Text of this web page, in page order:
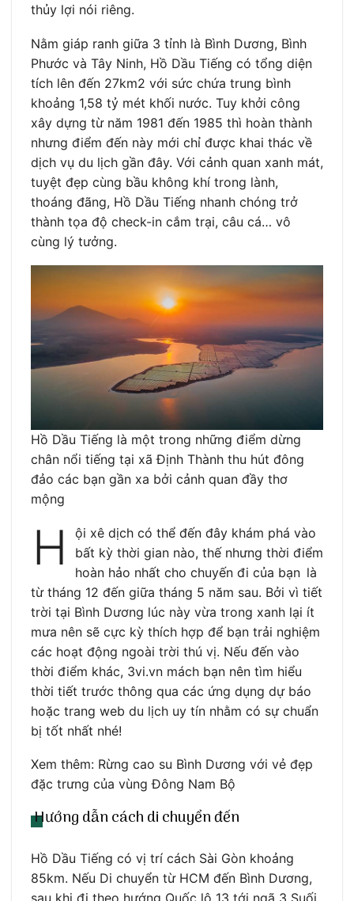
thủy lợi nói riêng.
Nằm giáp ranh giữa 3 tỉnh là Bình Dương, Bình
Phước và Tây Ninh, Hồ Dầu Tiếng có tổng diện
tích lên đến 27km2 với sức chứa trung bình
khoảng 1,58 tỷ mét khối nước. Tuy khởi công
xây dựng từ năm 1981 đến 1985 thì hoàn thành
nhưng điểm đến này mới chỉ được khai thác về
dịch vụ du lịch gần đây. Với cảnh quan xanh mát,
tuyệt đẹp cùng bầu không khí trong lành,
thoáng đãng, Hồ Dầu Tiếng nhanh chóng trở
thành tọa độ check-in cắm trại, câu cá… vô
cùng lý tưởng.
Hồ Dầu Tiếng là một trong những điểm dừng
chân nổi tiếng tại xã Định Thành thu hút đông
đảo các bạn gần xa bởi cảnh quan đầy thơ
mộng
H
ội xê dịch có thể đến đây khám phá vào
bất kỳ thời gian nào, thế nhưng thời điểm
hoàn hảo nhất cho chuyến đi của bạn là
từ tháng 12 đến giữa tháng 5 năm sau. Bởi vì tiết
trời tại Bình Dương lúc này vừa trong xanh lại ít
mưa nên sẽ cực kỳ thích hợp để bạn trải nghiệm
các hoạt động ngoài trời thú vị. Nếu đến vào
thời điểm khác, 3vi.vn mách bạn nên tìm hiểu
thời tiết trước thông qua các ứng dụng dự báo
hoặc trang web du lịch uy tín nhằm có sự chuẩn
bị tốt nhất nhé!
Xem thêm: Rừng cao su Bình Dương với vẻ đẹp
đặc trưng của vùng Đông Nam Bộ
Hướng dẫn cách di chuyển đến
Hồ Dầu Tiếng có vị trí cách Sài Gòn khoảng
85km. Nếu Di chuyển từ HCM đến Bình Dương,